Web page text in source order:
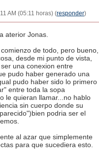
AM (05:11 horas) (responder)
aterior Jonas.
de todo, pero bueno,
desde mi punto de vista,
una conexion entre
pudo haber generado una
pudo haber sido lo primero
entre toda la sopa
le quieran llamar...no hablo
sin cuerpo donde su
podria ser el
al azar que simplemente
para que sucediera esto.